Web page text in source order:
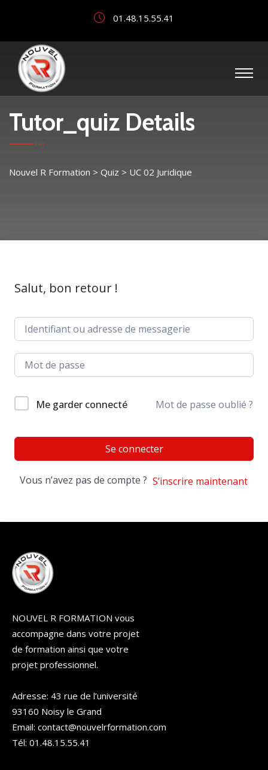
01.48.15.55.41
Tutor_quiz Details
Nouvel R Formation > Quiz > UC 02 Juridique
Salut, bon retour !
Me garder connecté Mot de passe oublié ?
Se connecter
Vous n’avez pas de compte ? S’inscrire maintenant
NOUVEL R FORMATION vous
accompagne dans votre projet
de formation ainsi que votre
projet professionnel.
Adresse: 43 rue de l’université
93160 Noisy le Grand
Email: contact@nouvelrformation.com
Tél: 01.48.15.55.41